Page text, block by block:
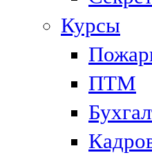
Курсы
ПТМ